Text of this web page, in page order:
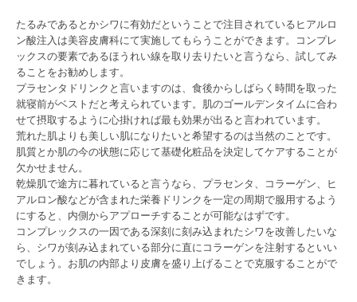
たるみであるとかシワに有効だということで注目されているヒアルロ
ン酸注入は美容皮膚科にて実施してもらうことができます。コンプレ
ックスの要素であるほうれい線を取り去りたいと言うなら、試してみ
ることをお勧めします。
プラセンタドリンクと言いますのは、食後からしばらく時間を取った
就寝前がベストだと考えられています。肌のゴールデンタイムに合わ
せて摂取するように心掛ければ最も効果が出ると言われています。
荒れた肌よりも美しい肌になりたいと希望するのは当然のことです。
肌質とか肌の今の状態に応じて基礎化粧品を決定してケアすることが
欠かせません。
乾燥肌で途方に暮れていると言うなら、プラセンタ、コラーゲン、ヒ
アルロン酸などが含まれた栄養ドリンクを一定の周期で服用するよう
にすると、内側からアプローチすることが可能なはずです。
コンプレックスの一因である深刻に刻み込まれたシワを改善したいな
ら、シワが刻み込まれている部分に直にコラーゲンを注射するといい
でしょう。お肌の内部より皮膚を盛り上げることで克服することがで
きます。